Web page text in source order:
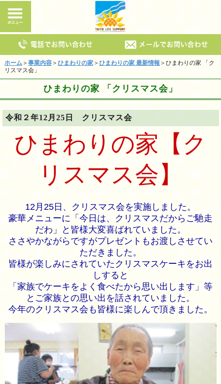
ホーム＞ 事業内容＞ ひまわりの家＞ ひまわりの家 最新情報 ＞ひまわりの家 「ク
リスマス会」
ひまわりの家 「クリスマス会」
令和２年12月25日 クリスマス会
ひまわりの家【ク
リスマス会】
12月25日、クリスマス会を実施しました。
豪華メニューに「今日は、クリスマスだからご馳走
だわ」と皆様大変喜ばれていました。
ささやかながらですがプレゼントもお渡しさせてい
ただきました。
皆様が楽しみにされていたクリスマスケーキをお出
しすると
「家族でケーキをよく食べたから思い出します」等
とご家族との思い出を話されていました。
今年のクリスマス会も皆様に楽しんで頂きました。